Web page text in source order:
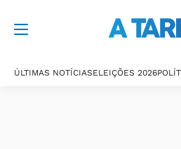
ÚLTIMAS NOTÍCIASELEIÇÕES 2026